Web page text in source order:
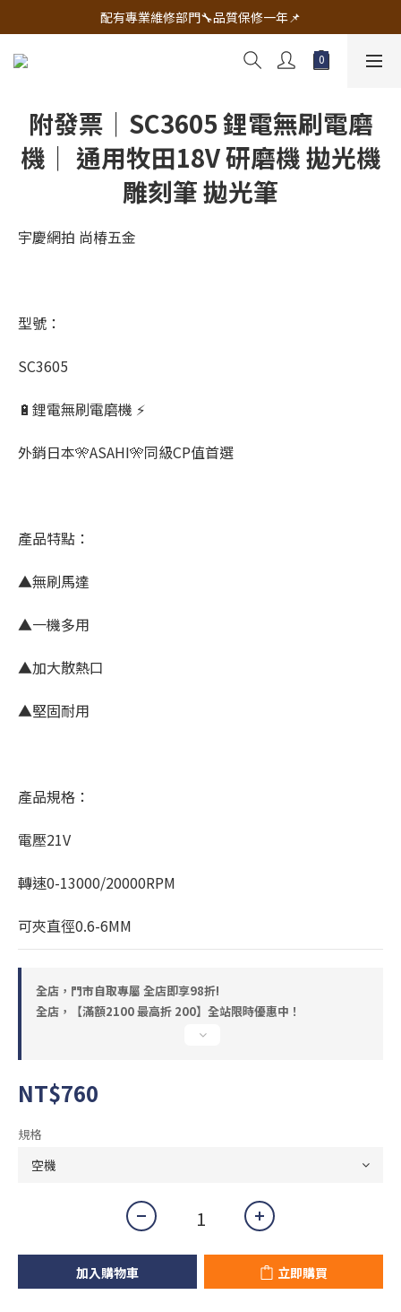
🔧電動工具&五金唯一首選 宇慶五金網拍🔧
配有專業維修部門🔧品質保修一年📌
🔧電動工具&五金唯一首選 宇慶五金網拍🔧
附發票｜SC3605 鋰電無刷電磨
機｜ 通用牧田18V 研磨機 拋光機
雕刻筆 拋光筆
宇慶網拍 尚椿五金
型號：
SC3605
🔋鋰電無刷電磨機 ⚡
外銷日本🎌ASAHI🎌同級CP值首選
產品特點：
▲無刷馬達
▲一機多用
▲加大散熱口
▲堅固耐用
產品規格：
電壓21V
轉速0-13000/20000RPM
可夾直徑0.6-6MM
全店，門市自取專屬 全店即享98折!
全店，【滿額2100 最高折 200】全站限時優惠中！
NT$760
規格
加入購物車 立即購買